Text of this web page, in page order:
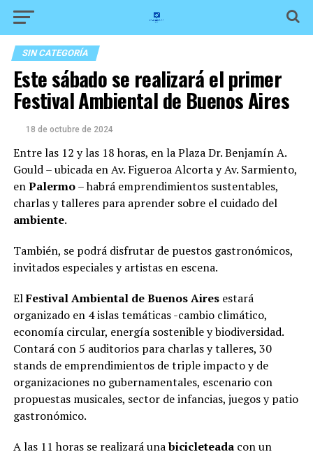
SIN CATEGORÍA
Este sábado se realizará el primer
Festival Ambiental de Buenos Aires
18 de octubre de 2024
Entre las 12 y las 18 horas, en la Plaza Dr. Benjamín A.
Gould – ubicada en Av. Figueroa Alcorta y Av. Sarmiento,
enPalermo– habrá emprendimientos sustentables,
charlas y talleres para aprender sobre el cuidado del
ambiente.
También, se podrá disfrutar de puestos gastronómicos,
invitados especiales y artistas en escena.
ElFestival Ambiental de Buenos Airesestará
organizado en 4 islas temáticas -cambio climático,
economía circular, energía sostenible y biodiversidad.
Contará con 5 auditorios para charlas y talleres, 30
stands de emprendimientos de triple impacto y de
organizaciones no gubernamentales, escenario con
propuestas musicales, sector de infancias, juegos y patio
gastronómico.
A las 11 horas se realizará unabicicleteadacon un